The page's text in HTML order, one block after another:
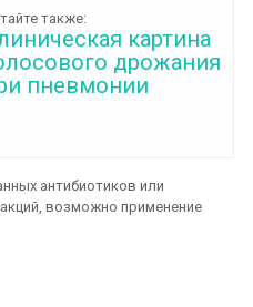
также:
картина
дрожания
пневмонии
антибиотиков или
возможно применение